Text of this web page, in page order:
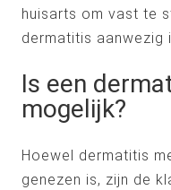
huisarts om vast te
dermatitis aanwezig
Is een
mogelijk?
Hoewel dermatitis
genezen is, zijn de